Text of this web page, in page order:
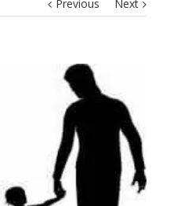
Previous Next